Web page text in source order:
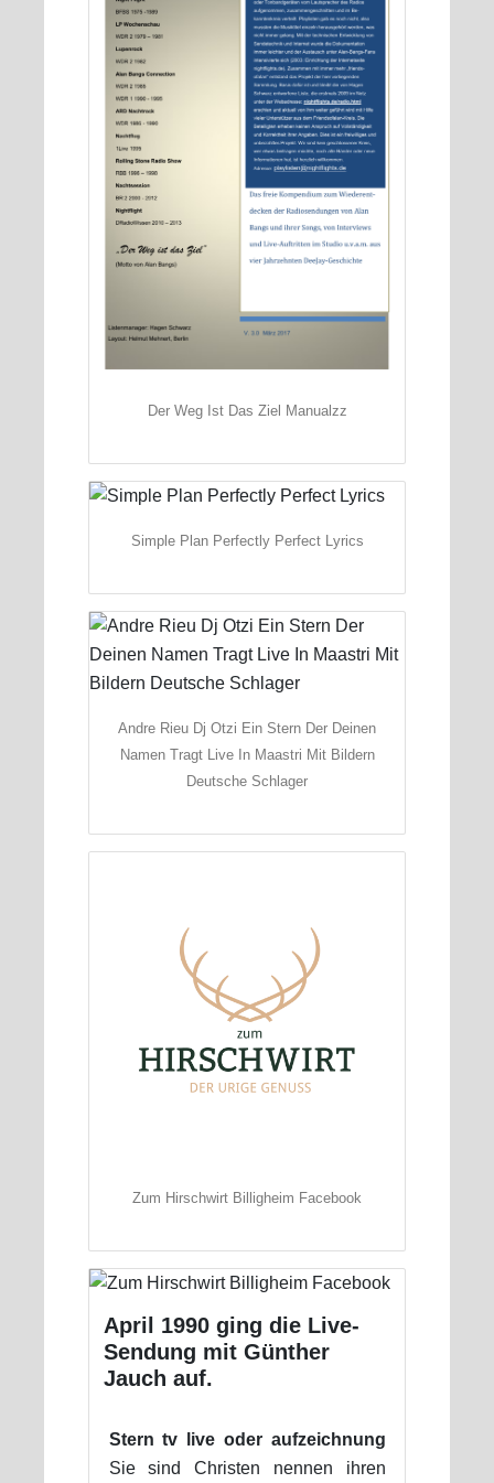
Der Weg Ist Das Ziel Manualzz
Simple Plan Perfectly Perfect Lyrics
Andre Rieu Dj Otzi Ein Stern Der Deinen
Namen Tragt Live In Maastri Mit Bildern
Deutsche Schlager
Zum Hirschwirt Billigheim Facebook
April 1990 ging die Live-
Sendung mit Günther
Jauch auf.
Stern tv live oder aufzeichnung
Sie sind Christen nennen ihren